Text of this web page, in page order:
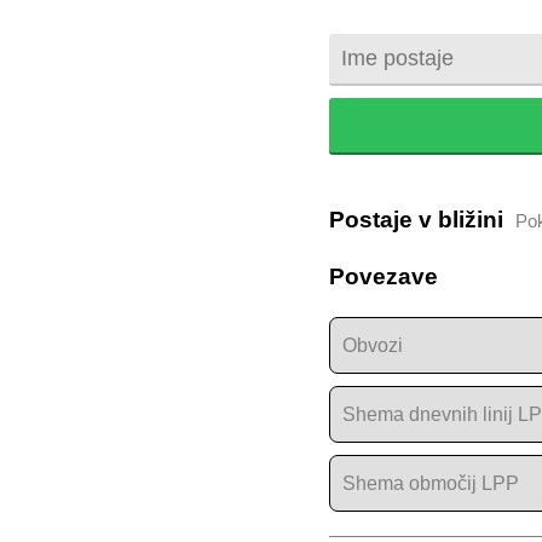
Postaje v bližini
Povezave
Obvozi
Shema dnevnih linij
Shema območij LPP